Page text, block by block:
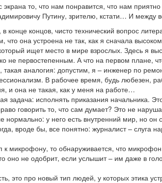
то, что нам понравится, что нам
Путину, зрителю, кстати… И
концов, чисто технический вопрос
она устроена не так, как я сначала
ищет место в мире взрослых. Здесь я
первостепенным. А что на первом плане,
аналогия: допустим, я – инженер по
В рабочее время, будь любезен,
и она не такая, как у меня на работе…
исполнять приказания начальника.
говорить то, что сам думает? Это не
нормально: у него есть внутренний мир, но
вроде бы, все понятно: журналист – слуга
микрофону, то обнаруживается, что
не одобрит, если услышит – им даже в
это про новый тип людей, у которых этика